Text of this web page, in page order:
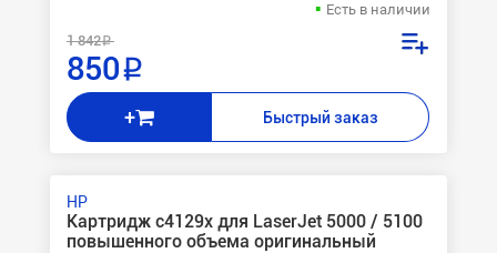
Есть в наличии
1 842 ₽
850 ₽
+ Быстрый заказ
HP
Картридж c4129x для LaserJet 5000 / 5100
повышенного объема оригинальный